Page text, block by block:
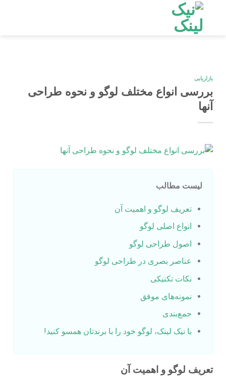
content
بازاریابی
بررسی انواع مختلف لوگو و نحوه طراحی
آنها
لیست مطالب
تعریف لوگو و اهمیت آن
انواع اصلی لوگو
اصول طراحی لوگو
عناصر بصری در طراحی لوگو
نکات تکنیکی
نمونه‌های موفق
جمع‌بندی
با نیک لینک، لوگو خود را با برندتان همسو کنید!
تعریف لوگو و اهمیت آن